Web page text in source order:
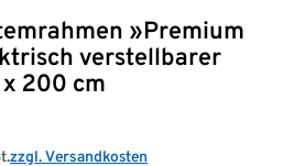
»Premium
verstellbarer
200 cm
zzgl. Versandkosten